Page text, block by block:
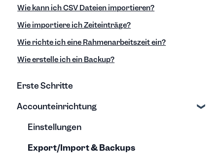
Wie kann ich CSV Dateien importieren?
Wie importiere ich Zeiteinträge?
Wie richte ich eine Rahmenarbeitszeit ein?
Wie erstelle ich ein Backup?
Erste Schritte
Accounteinrichtung
Einstellungen
Export/Import & Backups